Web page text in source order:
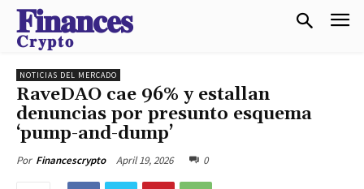
𝐅𝐢𝐧𝐚𝐧𝐜𝐞𝐬
𝐂𝐫𝐲𝐩𝐭𝐨
NOTICIAS DEL MERCADO
RaveDAO cae 96% y estallan
denuncias por presunto esquema
‘pump-and-dump’
Por Financescrypto April 19, 2026 0